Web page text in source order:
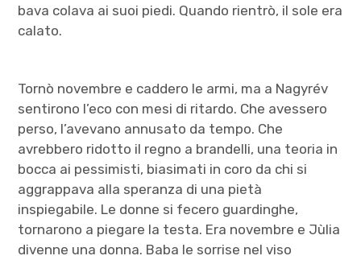
bava colava ai suoi piedi. Quando rientrò, il sole era
calato.
Tornò novembre e caddero le armi, ma a Nagyrév
sentirono l’eco con mesi di ritardo. Che avessero
perso, l’avevano annusato da tempo. Che
avrebbero ridotto il regno a brandelli, una teoria in
bocca ai pessimisti, biasimati in coro da chi si
aggrappava alla speranza di una pietà
inspiegabile. Le donne si fecero guardinghe,
tornarono a piegare la testa. Era novembre e Jùlia
divenne una donna. Baba le sorrise nel viso